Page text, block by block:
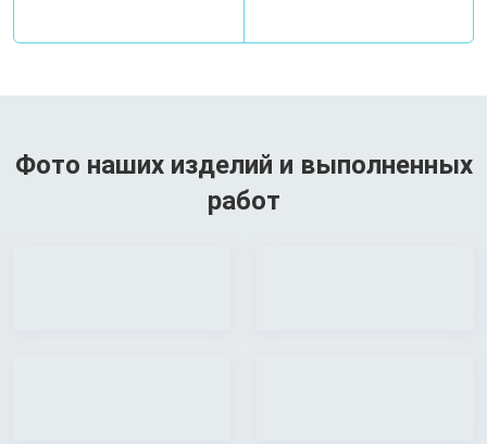
Фото наших изделий и выполненных
работ